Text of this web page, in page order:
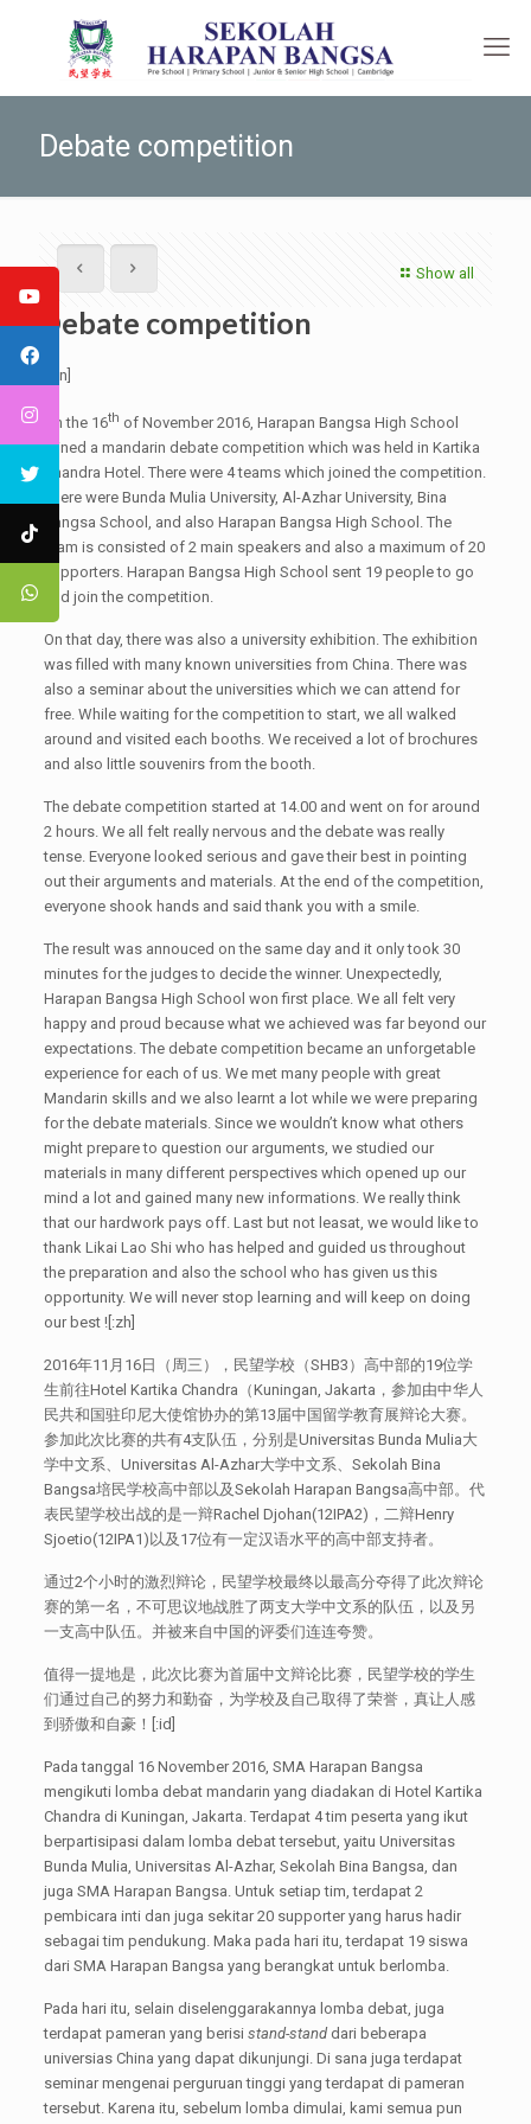
Debate competition
Show all
Debate competition
[:en]
On the 16th of November 2016, Harapan Bangsa High School
joined a mandarin debate competition which was held in Kartika
Chandra Hotel. There were 4 teams which joined the competition.
There were Bunda Mulia University, Al-Azhar University, Bina
Bangsa School, and also Harapan Bangsa High School. The
team is consisted of 2 main speakers and also a maximum of 20
supporters. Harapan Bangsa High School sent 19 people to go
and join the competition.
On that day, there was also a university exhibition. The exhibition
was filled with many known universities from China. There was
also a seminar about the universities which we can attend for
free. While waiting for the competition to start, we all walked
around and visited each booths. We received a lot of brochures
and also little souvenirs from the booth.
The debate competition started at 14.00 and went on for around
2 hours. We all felt really nervous and the debate was really
tense. Everyone looked serious and gave their best in pointing
out their arguments and materials. At the end of the competition,
everyone shook hands and said thank you with a smile.
The result was annouced on the same day and it only took 30
minutes for the judges to decide the winner. Unexpectedly,
Harapan Bangsa High School won first place. We all felt very
happy and proud because what we achieved was far beyond our
expectations. The debate competition became an unforgetable
experience for each of us. We met many people with great
Mandarin skills and we also learnt a lot while we were preparing
for the debate materials. Since we wouldn’t know what others
might prepare to question our arguments, we studied our
materials in many different perspectives which opened up our
mind a lot and gained many new informations. We really think
that our hardwork pays off. Last but not leasat, we would like to
thank Likai Lao Shi who has helped and guided us throughout
the preparation and also the school who has given us this
opportunity. We will never stop learning and will keep on doing
our best ![:zh]
2016年11月16日（周三），民望学校（SHB3）高中部的19位学
生前往Hotel Kartika Chandra（Kuningan, Jakarta，参加由中华人
民共和国驻印尼大使馆协办的第13届中国留学教育展辩论大赛。
参加此次比赛的共有4支队伍，分别是Universitas Bunda Mulia大
学中文系、Universitas Al-Azhar大学中文系、Sekolah Bina
Bangsa培民学校高中部以及Sekolah Harapan Bangsa高中部。代
表民望学校出战的是一辩Rachel Djohan(12IPA2)，二辩Henry
Sjoetio(12IPA1)以及17位有一定汉语水平的高中部支持者。
通过2个小时的激烈辩论，民望学校最终以最高分夺得了此次辩论
赛的第一名，不可思议地战胜了两支大学中文系的队伍，以及另
一支高中队伍。并被来自中国的评委们连连夸赞。
值得一提地是，此次比赛为首届中文辩论比赛，民望学校的学生
们通过自己的努力和勤奋，为学校及自己取得了荣誉，真让人感
到骄傲和自豪！[:id]
Pada tanggal 16 November 2016, SMA Harapan Bangsa
mengikuti lomba debat mandarin yang diadakan di Hotel Kartika
Chandra di Kuningan, Jakarta. Terdapat 4 tim peserta yang ikut
berpartisipasi dalam lomba debat tersebut, yaitu Universitas
Bunda Mulia, Universitas Al-Azhar, Sekolah Bina Bangsa, dan
juga SMA Harapan Bangsa. Untuk setiap tim, terdapat 2
pembicara inti dan juga sekitar 20 supporter yang harus hadir
sebagai tim pendukung. Maka pada hari itu, terdapat 19 siswa
dari SMA Harapan Bangsa yang berangkat untuk berlomba.
Pada hari itu, selain diselenggarakannya lomba debat, juga
terdapat pameran yang berisi stand-standdari beberapa
universias China yang dapat dikunjungi. Di sana juga terdapat
seminar mengenai perguruan tinggi yang terdapat di pameran
tersebut. Karena itu, sebelum lomba dimulai, kami semua pun